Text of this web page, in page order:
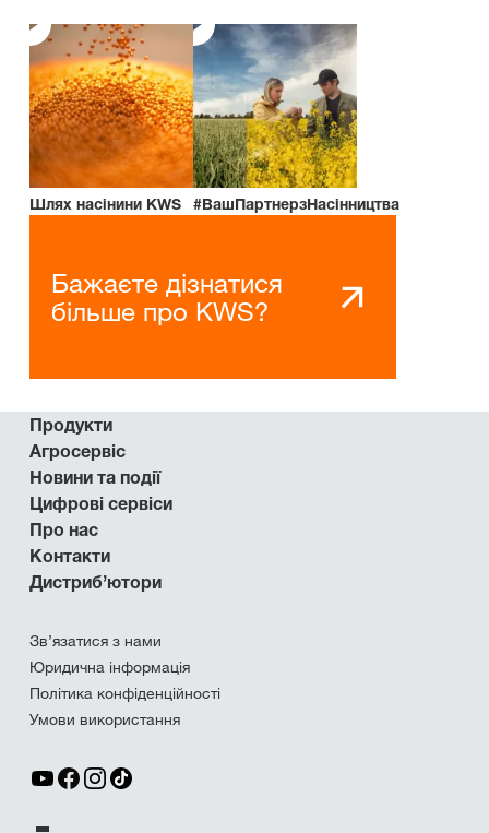
Шлях насінини KWS #ВашПартнерзНасінництва
Бажаєте дізнатися
більше про KWS?
Продукти
Агросервіс
Новини та події
Цифрові сервіси
Про нас
Контакти
Дистриб’ютори
Зв’язатися з нами
Юридична інформація
Політика конфіденційності
Умови використання